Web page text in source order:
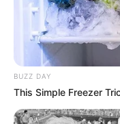
BUZZ DAY
This Simple Freezer